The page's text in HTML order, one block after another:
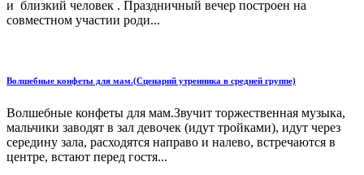
и близкий человек . Праздничный вечер построен на
совместном участии роди...
Волшебные конфеты для мам.(Сценарий утренника в средней группе)
Волшебные конфеты для мам.Звучит торжественная музыка,
мальчики за­водят в зал девочек (идут тройками), идут че­рез
середину зала, расходятся направо и налево, встречаются в
центре, встают перед гостя...